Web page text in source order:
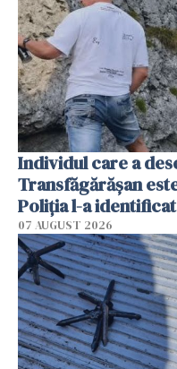
Individul care a
Transfăgărășan
Poliția l-a identificat
07 AUGUST 2026